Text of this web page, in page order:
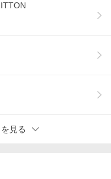
には問題ない商品
見る